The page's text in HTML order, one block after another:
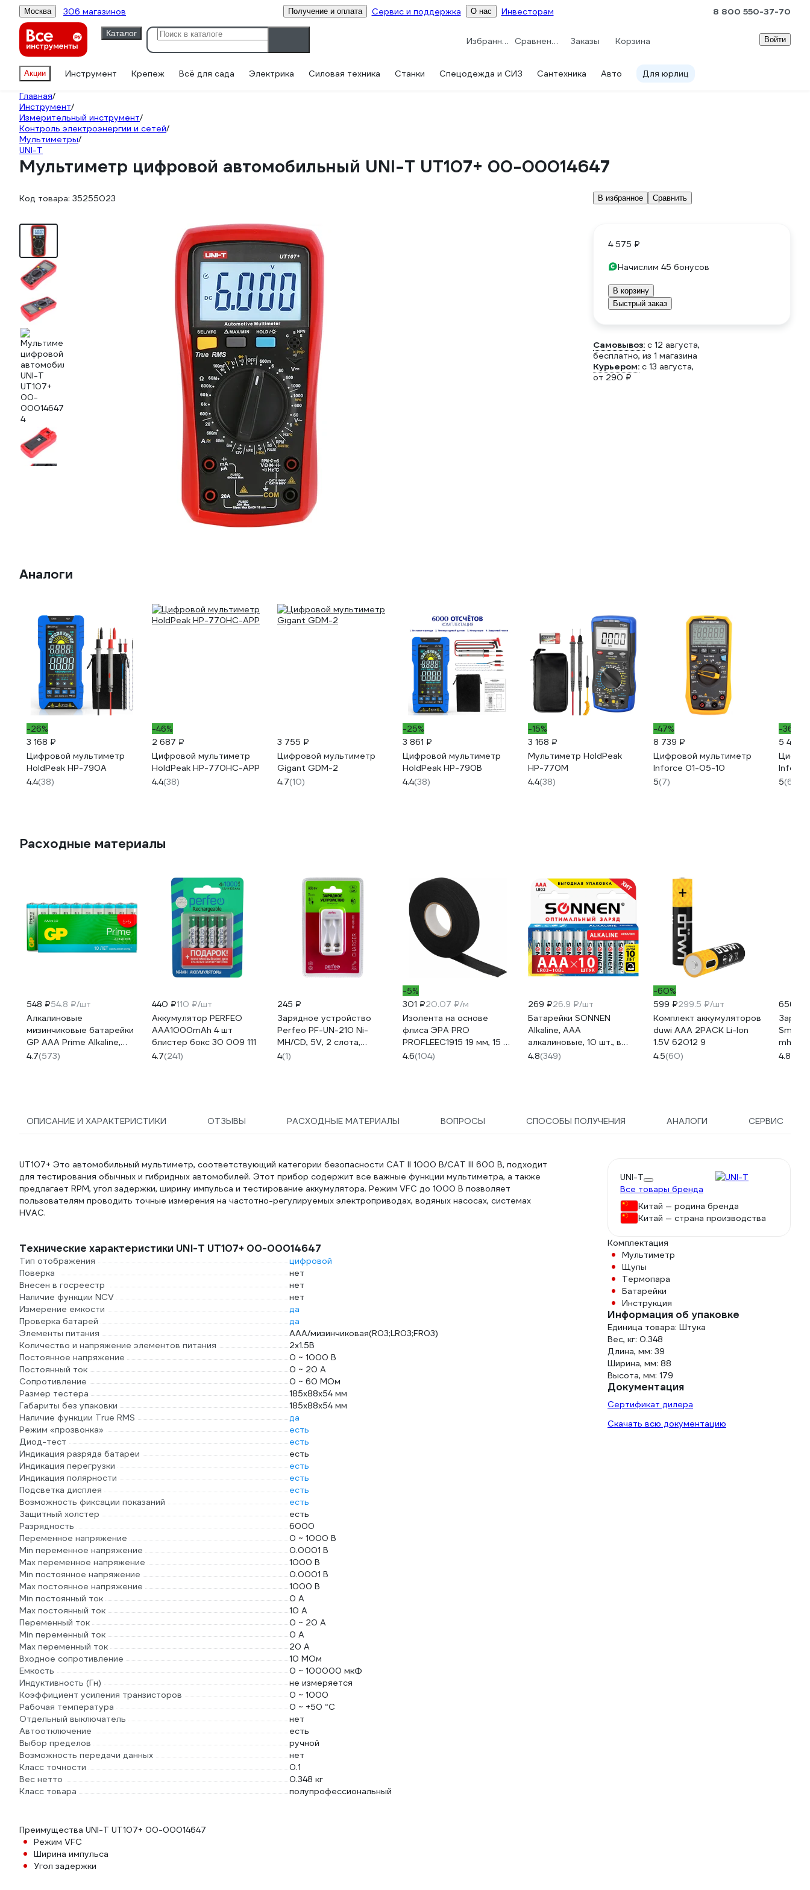
Москва 306 магазинов Получение и оплата Сервис и поддержка О нас Инвесторам 8 800 550-37-70
Каталог
Избранное Сравнение Заказы Корзина Войти
Акции Инструмент Крепеж Всё для сада Электрика Силовая техника Станки Спецодежда и СИЗ Сантехника Авто Для юрлиц
Главная/
Инструмент/
Измерительный инструмент/
Контроль электроэнергии и сетей/
Мультиметры/
UNI-T
Мультиметр цифровой автомобильный UNI-T UT107+ 00-00014647
Код товара: 35255023 В избранное Сравнить
4 575 ₽
Начислим 45 бонусов
В корзину
Быстрый заказ
Самовывоз: c 12 августа,
бесплатно, из 1 магазина
Курьером: c 13 августа,
от 290 ₽
Аналоги
-26%
3 168 ₽
Цифровой мультиметр
HoldPeak HP-790A
4.4(38)
-46%
2 687 ₽
Цифровой мультиметр
HoldPeak HP-770HC-APP
4.4(38)
3 755 ₽
Цифровой мультиметр
Gigant GDM-2
4.7(10)
-25%
3 861 ₽
Цифровой мультиметр
HoldPeak HP-790B
4.4(38)
-15%
3 168 ₽
Мультиметр HoldPeak
HP-770M
4.4(38)
-47%
8 739 ₽
Цифровой мультиметр
Inforce 01-05-10
5(7)
-36%
5 489 ₽
5(6)
Расходные материалы
548 ₽54.8 ₽/шт
Алкалиновые
мизинчиковые батарейки
GP АAА Prime Alkaline,
набор 10 шт. 19796
4.7(573)
440 ₽110 ₽/шт
Аккумулятор PERFEO
AAA1000mAh 4 шт
блистер бокс 30 009 111
4.7(241)
245 ₽
Зарядное устройство
Perfeo PF-UN-210 Ni-
MH/CD, 5V, 2 слота,
AA/AAA 30015285
4(1)
-5%
301 ₽20.07 ₽/м
Изолента на основе
флиса ЭРА PRO
PROFLEEC1915 19 мм, 15 м,
0,3 мм, черная Б0057181
4.6(104)
269 ₽26.9 ₽/шт
Батарейки SONNEN
Alkaline, AAA
алкалиновые, 10 шт., в
коробке, 451089
4.8(349)
-60%
599 ₽299.5 ₽/шт
Комплект аккумуляторов
duwi AAA 2PACK Li-Ion
1.5V 62012 9
4.5(60)
656 ₽
mh/ni-
4.8
ОПИСАНИЕ И ХАРАКТЕРИСТИКИ ОТЗЫВЫ РАСХОДНЫЕ МАТЕРИАЛЫ ВОПРОСЫ СПОСОБЫ ПОЛУЧЕНИЯ АНАЛОГИ СЕРВИС
UT107+ Это автомобильный мультиметр, соответствующий категории безопасности CAT II 1000 В/CAT III 600 В, подходит
для тестирования обычных и гибридных автомобилей. Этот прибор содержит все важные функции мультиметра, а также
предлагает RPM, угол задержки, ширину импульса и тестирование аккумулятора. Режим VFC до 1000 В позволяет
пользователям проводить точные измерения на частотно-регулируемых электроприводах, водяных насосах, системах
HVAC.
Технические характеристики UNI-T UT107+ 00-00014647
Тип отображения
цифровой
Поверка
нет
Внесен в госреестр
нет
Наличие функции NCV
нет
Измерение емкости
да
Проверка батарей
да
Элементы питания
AAA/мизинчиковая(R03;LR03;FR03)
Количество и напряжение элементов питания
2х1.5B
Постоянное напряжение
0 ~ 1000 В
Постоянный ток
0 ~ 20 А
Сопротивление
0 ~ 60 МОм
Размер тестера
185x88x54 мм
Габариты без упаковки
185x88x54 мм
Наличие функции True RMS
да
Режим «прозвонка»
есть
Диод-тест
есть
Индикация разряда батареи
есть
Индикация перегрузки
есть
Индикация полярности
есть
Подсветка дисплея
есть
Возможность фиксации показаний
есть
Защитный холстер
есть
Разрядность
6000
Переменное напряжение
0 ~ 1000 В
Min переменное напряжение
0.0001 В
Max переменное напряжение
1000 В
Min постоянное напряжение
0.0001 В
Max постоянное напряжение
1000 В
Min постоянный ток
0 А
Max постоянный ток
10 А
Переменный ток
0 ~ 20 А
Min переменный ток
0 А
Max переменный ток
20 А
Входное сопротивление
10 МОм
Емкость
0 ~ 100000 мкФ
Индуктивность (Гн)
не измеряется
Коэффициент усиления транзисторов
0 ~ 1000
Рабочая температура
0 ~ +50 °С
Отдельный выключатель
нет
Автоотключение
есть
Выбор пределов
ручной
Возможность передачи данных
нет
Класс точности
0.1
Вес нетто
0.348 кг
Класс товара
полупрофессиональный
Преимущества UNI-T UT107+ 00-00014647
Режим VFC
Ширина импульса
Угол задержки
UNI-T
Все товары бренда
Китай — родина бренда
Китай — страна производства
Комплектация
Мультиметр
Щупы
Термопара
Батарейки
Инструкция
Информация об упаковке
Единица товара: Штука
Вес, кг: 0.348
Длина, мм: 39
Ширина, мм: 88
Высота, мм: 179
Документация
Сертификат дилера
Скачать всю документацию